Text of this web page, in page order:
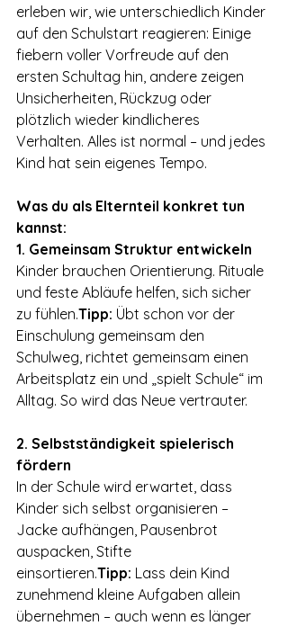
erleben wir, wie unterschiedlich Kinder
auf den Schulstart reagieren: Einige
fiebern voller Vorfreude auf den
ersten Schultag hin, andere zeigen
Unsicherheiten, Rückzug oder
plötzlich wieder kindlicheres
Verhalten. Alles ist normal – und jedes
Kind hat sein eigenes Tempo.
Was du als Elternteil konkret tun
kannst:
1. Gemeinsam Struktur entwickeln
Kinder brauchen Orientierung. Rituale
und feste Abläufe helfen, sich sicher
zu fühlen.Tipp: Übt schon vor der
Einschulung gemeinsam den
Schulweg, richtet gemeinsam einen
Arbeitsplatz ein und „spielt Schule“ im
Alltag. So wird das Neue vertrauter.
2. Selbstständigkeit spielerisch
fördern
In der Schule wird erwartet, dass
Kinder sich selbst organisieren –
Jacke aufhängen, Pausenbrot
auspacken, Stifte
einsortieren.Tipp: Lass dein Kind
zunehmend kleine Aufgaben allein
übernehmen – auch wenn es länger